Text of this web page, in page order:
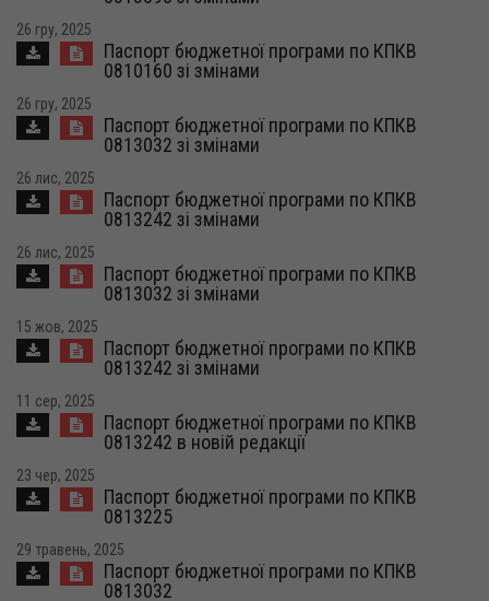
26 гру, 2025
Паспорт бюджетної програми по КПКВ
0810160 зі змінами
26 гру, 2025
Паспорт бюджетної програми по КПКВ
0813032 зі змінами
26 лис, 2025
Паспорт бюджетної програми по КПКВ
0813242 зі змінами
26 лис, 2025
Паспорт бюджетної програми по КПКВ
0813032 зі змінами
15 жов, 2025
Паспорт бюджетної програми по КПКВ
0813242 зі змінами
11 сер, 2025
Паспорт бюджетної програми по КПКВ
0813242 в новій редакції
23 чер, 2025
Паспорт бюджетної програми по КПКВ
0813225
29 травень, 2025
Паспорт бюджетної програми по КПКВ
0813032